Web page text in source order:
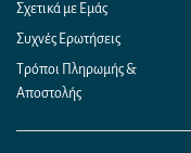
Σχετικά με Εμάς
Συχνές Ερωτήσεις
Τρόποι Πληρωμής &
Αποστολής